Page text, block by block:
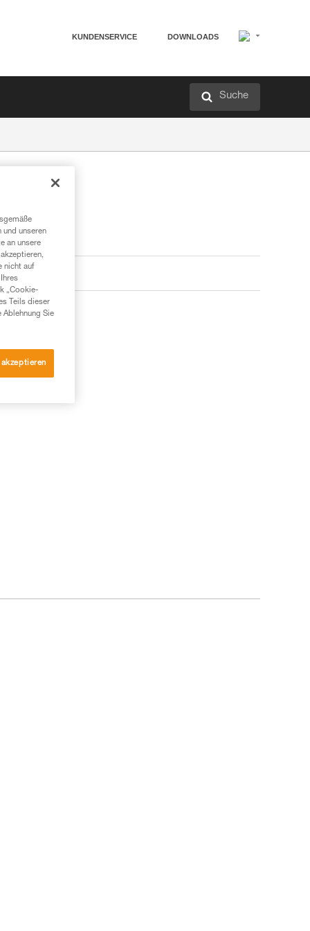
KUNDENSERVICE DOWNLOADS
Suche
und unseren
an unsere
nicht auf
„Cookie-
Teils dieser
Ablehnung Sie